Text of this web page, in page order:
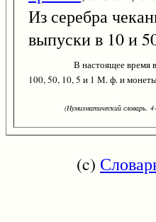
Из серебра
выпуски в 10 и
В настоящее время
100, 50, 10, 5 и 1 М. ф. и
(Нумизматический словарь.
(c)